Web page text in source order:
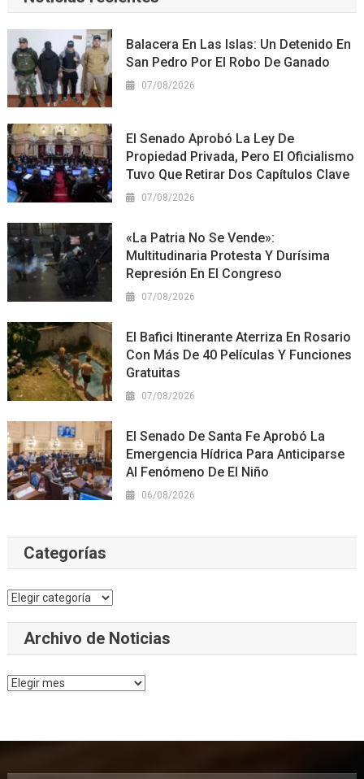
Balacera En Las Islas: Un Detenido En
San Pedro Por El Robo De Ganado
07/08/2026
El Senado Aprobó La Ley De
Propiedad Privada, Pero El Oficialismo
Tuvo Que Retirar Dos Capítulos Clave
07/08/2026
«La Patria No Se Vende»:
Multitudinaria Protesta Y Durísima
Represión En El Congreso
07/08/2026
El Bafici Itinerante Aterriza En Rosario
Con Más De 40 Películas Y Funciones
Gratuitas
07/08/2026
El Senado De Santa Fe Aprobó La
Emergencia Hídrica Para Anticiparse
Al Fenómeno De El Niño
06/08/2026
Categorías
Categorías
Archivo de Noticias
Archivo